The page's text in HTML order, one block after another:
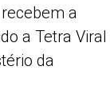
a
a Tetra Viral
da